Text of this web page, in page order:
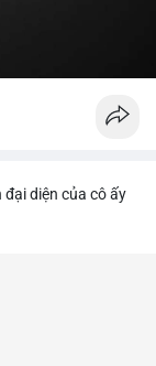
diện của cô ấy